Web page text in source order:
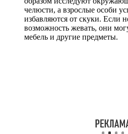
челюсти, а взрослые особи
избавляются от скуки. Если
возможность жевать, они
мебель и другие предметы.